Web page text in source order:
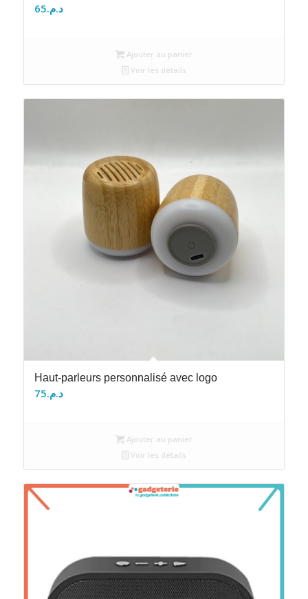
د.م.65
Ajouter au panier
Voir les détails
Haut-parleurs personnalisé avec logo
د.م.75
Ajouter au panier
Voir les détails